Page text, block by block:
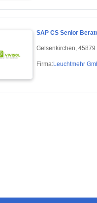
SAP CS Senior
Gelsenkirchen, 45879
Firma:Leuchtmehr